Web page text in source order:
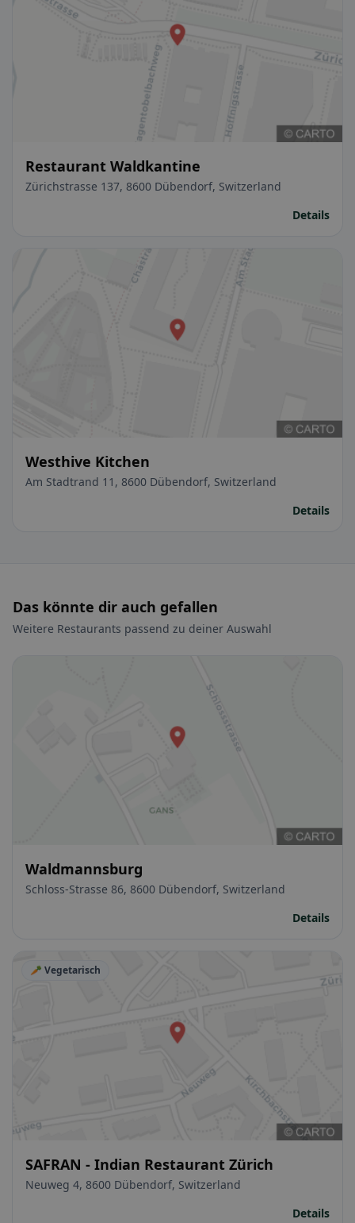
Restaurant Waldkantine
Zürichstrasse 137, 8600 Dübendorf, Switzerland
Details
Westhive Kitchen
Am Stadtrand 11, 8600 Dübendorf, Switzerland
Details
Das könnte dir auch gefallen
Weitere Restaurants passend zu deiner Auswahl
Waldmannsburg
Schloss-Strasse 86, 8600 Dübendorf, Switzerland
Details
🥕 Vegetarisch
SAFRAN - Indian Restaurant Zürich
Neuweg 4, 8600 Dübendorf, Switzerland
Details